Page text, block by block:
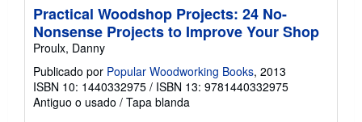
Practical Woodshop Projects: 24 No-
Nonsense Projects to Improve Your Shop
Proulx, Danny
Publicado por Popular Woodworking Books, 2013
ISBN 10: 1440332975 / ISBN 13: 9781440332975
Antiguo o usado / Tapa blanda